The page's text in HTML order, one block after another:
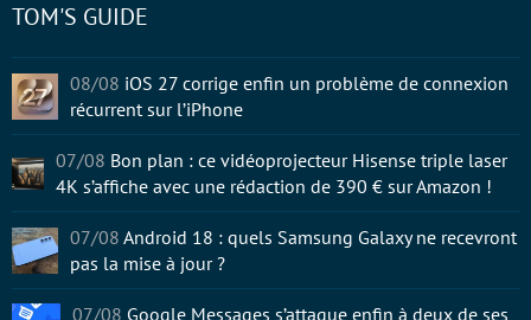
TOM'S GUIDE
08/08 iOS 27 corrige enfin un problème de connexion
récurrent sur l’iPhone
07/08 Bon plan : ce vidéoprojecteur Hisense triple laser
4K s’affiche avec une rédaction de 390 € sur Amazon !
07/08 Android 18 : quels Samsung Galaxy ne recevront
pas la mise à jour ?
07/08 Google Messages s’attaque enfin à deux de ses